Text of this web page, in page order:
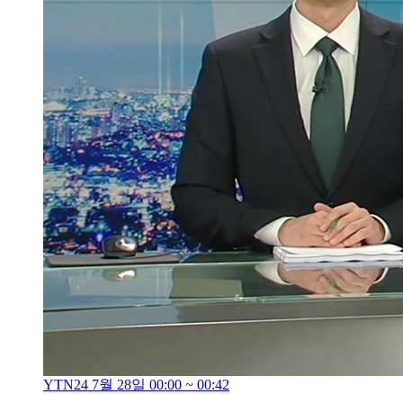
YTN24 7월 28일 00:00 ~ 00:42